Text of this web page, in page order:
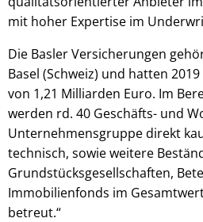
mit hoher Expertise im
Die Basler Versicherungen
Basel (Schweiz) und hatten
von 1,21 Milliarden Euro. Im
werden rd. 40 Geschäfts- und
Unternehmensgruppe direkt
technisch, sowie weitere
Grundstücksgesellschaften,
Immobilienfonds im
betreut.“